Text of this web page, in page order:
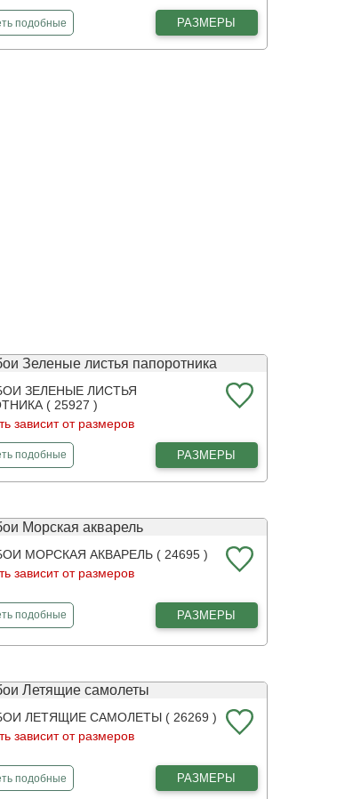
фотообои
подобныеВинтажные ветки деревьевРАЗМЕРЫ
ЗЕЛЕНЫЕ ЛИСТЬЯ
( 25927 )
зависит от размеров
фотообои
подобныеЗеленые листья папоротника
РАЗМЕРЫ
МОРСКАЯ АКВАРЕЛЬ ( 24695 )
зависит от размеров
фотообои
подобныеМорская акварель РАЗМЕРЫ
ЛЕТЯЩИЕ САМОЛЕТЫ ( 26269 )
зависит от размеров
фотообои
подобныеЛетящие самолеты РАЗМЕРЫ